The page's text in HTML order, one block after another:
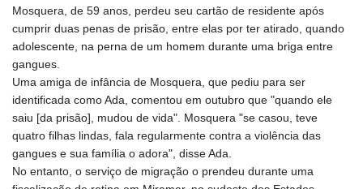
XDR 0.815987
XOF 656.107084
XPF 119.331742
ZAR 18.834341
ZMK 10371.260724
ZMW 21.962024
ZWL 371.010688
AED 4.231483
AED 4.231483
Mosquera, de 59 anos, perdeu seu cartão de residente após
cumprir duas penas de prisão, entre elas por ter atirado, quando
adolescente, na perna de um homem durante uma briga entre
gangues.
Uma amiga de infância de Mosquera, que pediu para ser
identificada como Ada, comentou em outubro que "quando ele
saiu [da prisão], mudou de vida". Mosquera "se casou, teve
quatro filhas lindas, fala regularmente contra a violência das
gangues e sua família o adora", disse Ada.
No entanto, o serviço de migração o prendeu durante uma